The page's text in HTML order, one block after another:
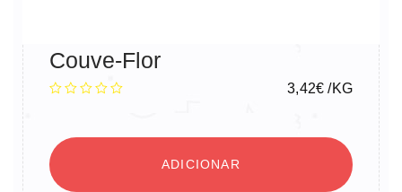
Couve-Flor
3,42€ /KG
ADICIONAR